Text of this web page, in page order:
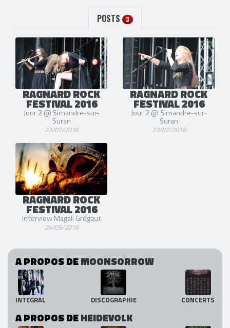
POSTS 3
RAGNARD ROCK
FESTIVAL 2016
Jour 2 @ Simandre-sur-
Suran
23/07/2016
RAGNARD ROCK
FESTIVAL 2016
Jour 2 @ Simandre-sur-
Suran
23/07/2016
RAGNARD ROCK
FESTIVAL 2016
Interview Magali Grégaut
24/05/2016
A PROPOS DEMOONSORROW
INTEGRAL DISCOGRAPHIE CONCERTS
A PROPOS DEHEIDEVOLK